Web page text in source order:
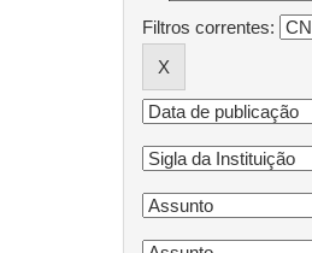
Filtros correntes: